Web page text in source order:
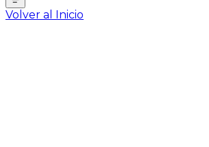
Volver al Inicio